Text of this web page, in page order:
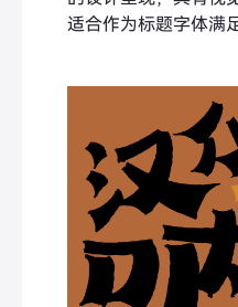
适合作为标题字体满